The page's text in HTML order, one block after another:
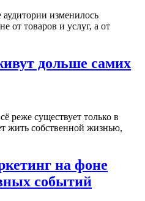
изменилось
от товаров и услуг, а от
дольше самих
реже существует только в
жить собственной жизнью,
на фоне
событий